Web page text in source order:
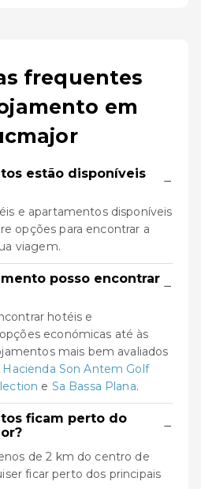
frequentes
em
estão disponíveis
−
e apartamentos disponíveis
opções para encontrar a
viagem.
posso encontrar −
hotéis e
económicas até às
mais bem avaliados
Hacienda Son Antem Golf
e Sa Bassa Plana.
ficam perto do
−
de 2 km do centro de
ficar perto dos principais